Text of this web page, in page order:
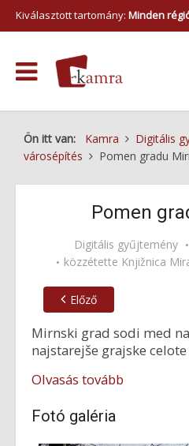
Kiválasztott tartomány: Minden
Ön itt van: Kamra Digitális
városépítés
Pomen gradu
Pomen
Digitális gyűjtemény
közzétette Knjižnica
Előző
Mirnski grad sodi med
najstarejše grajske
Olvasás tovább
Fotó galéria